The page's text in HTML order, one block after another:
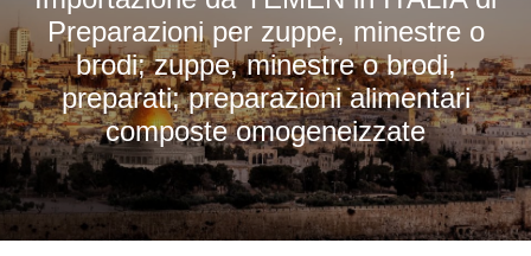
Preparazioni per zuppe, minestre o
brodi; zuppe, minestre o brodi,
preparati; preparazioni alimentari
composte omogeneizzate